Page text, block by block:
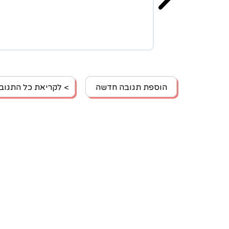
הוספת תגובה חדשה > לקריאת כל